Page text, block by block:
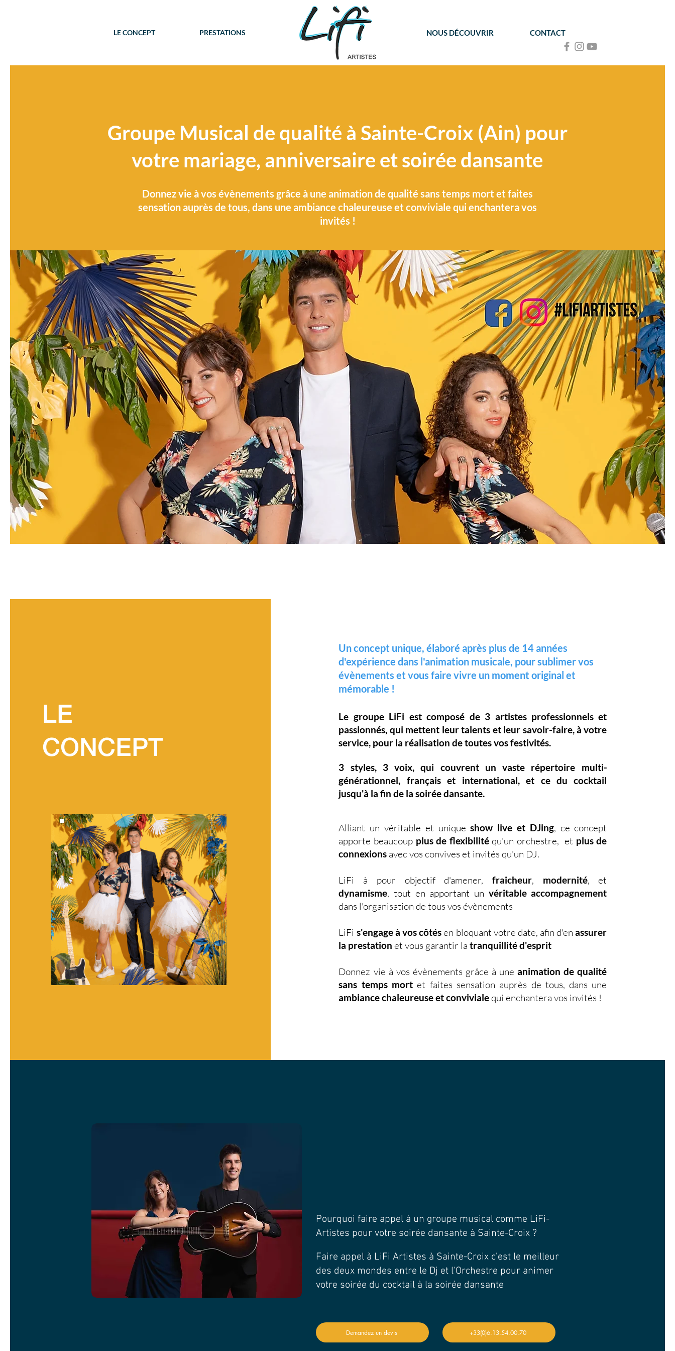
NOUS DÉCOUVRIR CONTACT
LE CONCEPT PRESTATIONS
Groupe Musical de qualité à Sainte-Croix (Ain) pour
votre mariage, anniversaire et soirée dansante
Donnez vie à vos évènements grâce à une animation de qualité sans temps mort et faites
sensation auprès de tous, dans une ambiance chaleureuse et conviviale qui enchantera vos
invités !
NOS PRESTATIONS ?
LE
CONCEPT
Un concept unique, élaboré après plus de 14 années
d'expérience dans l'animation musicale, pour sublimer vos
évènements et vous faire vivre un moment original et
mémorable !
Le groupe LiFi est composé de 3 artistes professionnels et
passionnés, qui mettent leurtalents et leur savoir-faire,à votre
service, pour la réalisation de toutes vos festivités.
3 styles, 3 voix,qui couvrent un vaste répertoire multi-
générationnel, français et international, et ce ducocktail
jusqu'à la fin de la soirée dansante.
Alliant un véritable et uniqueshow live et DJing, ce concept
apporte beaucoup plus de flexibilitéqu'un orchestre, et plus de
connexions avec vos convives et invités qu'un DJ.
LiFi à pour objectif d'amener,fraicheur, modernité, et
dynamisme, tout en apportant un véritable accompagnement
dans l'organisation de tous vos évènements
LiFi s'engage à vos côtésen bloquant votre date, afin d'enassurer
la prestationet vous garantir latranquillité d'esprit
Donnez vie à vos évènements grâce à uneanimation de qualité
sans temps mort et faites sensation auprès de tous, dans une
ambiance chaleureuse et convivialequi enchantera vos invités !
Pourquoi faire appel à un groupe musical comme LiFi-
Artistes pour votre soirée dansante à Sainte-Croix ?
Faire appel à LiFi Artistes à Sainte-Croix c'est le meilleur
des deux mondes entre le Dj et l'Orchestre pour animer
votre soirée du cocktail à la soirée dansante
Demandez un devis +33(0)6.13.54.00.70